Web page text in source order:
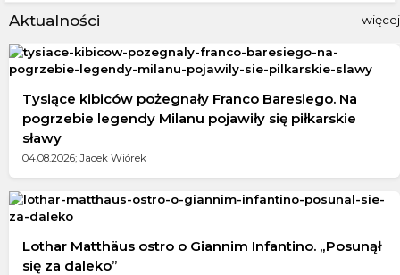
Aktualności więcej
Tysiące kibiców pożegnały Franco Baresiego. Na
pogrzebie legendy Milanu pojawiły się piłkarskie
sławy
04.08.2026; Jacek Wiórek
Lothar Matthäus ostro o Giannim Infantino. „Posunął
się za daleko”